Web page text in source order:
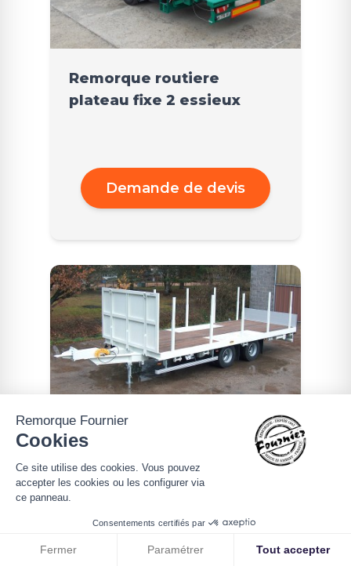
Remorque routiere
plateau fixe 2 essieux
Demande de devis
Remorque routière
plateau fixe 2 essieux
Remorque Fournier
Cookies
Ce site utilise des cookies. Vous pouvez
accepter les cookies ou les configurer via
ce panneau.
Consentements certifiés par
Fermer Paramétrer Tout accepter